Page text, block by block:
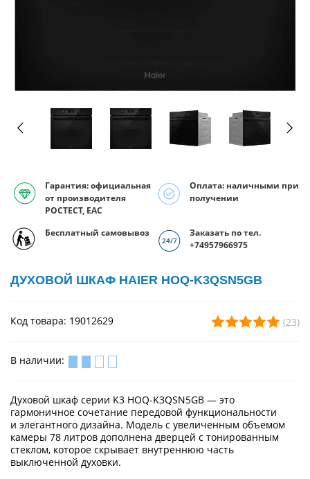
Гарантия: официальная
от производителя
РОСТЕСТ, EAC
Оплата: наличными при
получении
Бесплатный самовывоз
Заказать по тел.
+74957966975
ДУХОВОЙ ШКАФ HAIER HOQ-K3QSN5GB
Код товара: 19012629 (23)
В наличии:
Духовой шкаф серии K3 HOQ-K3QSN5GB — это
гармоничное сочетание передовой функциональности
и элегантного дизайна. Модель с увеличенным объемом
камеры 78 литров дополнена дверцей с тонированным
стеклом, которое скрывает внутреннюю часть
выключенной духовки.